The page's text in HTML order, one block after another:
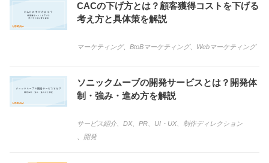
CACの下げ方とは？顧客獲得コストを下げる
考え方と具体策を解説
マーケティング、 BtoBマーケティング、 Webマーケティング
ソニックムーブの開発サービスとは？開発体
制・強み・進め方を解説
サービス紹介、 DX、 PR UI・UX、 制作ディレクション
開発